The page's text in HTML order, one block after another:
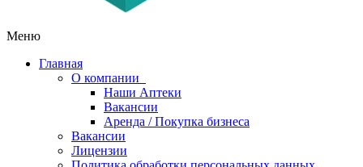
Меню
Главная
О компании
Наши Аптеки
Вакансии
Аренда / Покупка бизнеса
Вакансии
Лицензии